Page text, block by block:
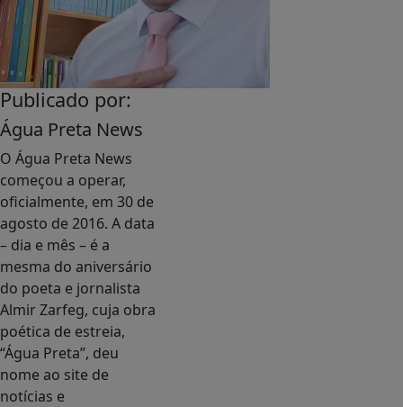
Publicado por:
Água Preta News
O Água Preta News
começou a operar,
oficialmente, em 30 de
agosto de 2016. A data
– dia e mês – é a
mesma do aniversário
do poeta e jornalista
Almir Zarfeg, cuja obra
poética de estreia,
“Água Preta”, deu
nome ao site de
notícias e